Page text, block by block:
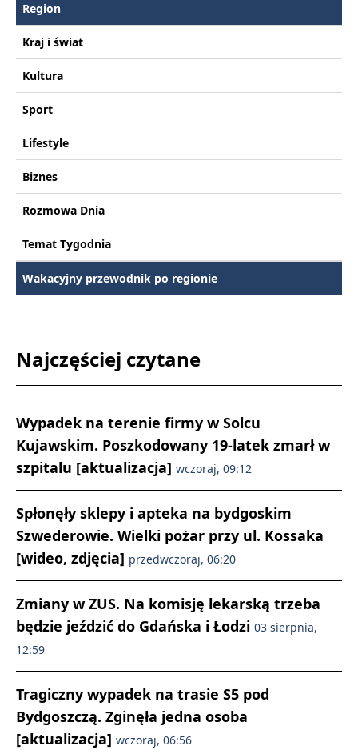
Region
Kraj i świat
Kultura
Sport
Lifestyle
Biznes
Rozmowa Dnia
Temat Tygodnia
Wakacyjny przewodnik po regionie
Najczęściej czytane
Wypadek na terenie firmy w Solcu
Kujawskim. Poszkodowany 19-latek zmarł w
szpitalu [aktualizacja] wczoraj, 09:12
Spłonęły sklepy i apteka na bydgoskim
Szwederowie. Wielki pożar przy ul. Kossaka
[wideo, zdjęcia] przedwczoraj, 06:20
Zmiany w ZUS. Na komisję lekarską trzeba
będzie jeździć do Gdańska i Łodzi 03 sierpnia,
12:59
Tragiczny wypadek na trasie S5 pod
Bydgoszczą. Zginęła jedna osoba
[aktualizacja] wczoraj, 06:56